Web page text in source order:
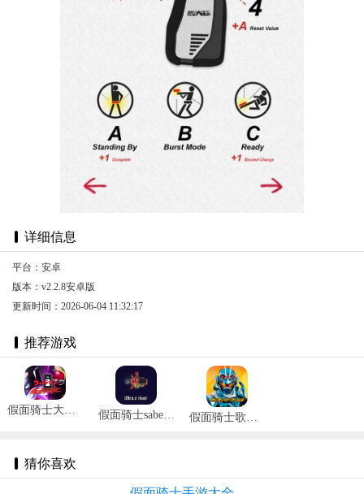
详细信息
平台：安卓
版本：v2.2.8安卓版
更新时间：2026-06-04 11:32:17
推荐游戏
假面骑士saber模拟器 v1.5 假面骑士歌查德档案 v1.0
猜你喜欢